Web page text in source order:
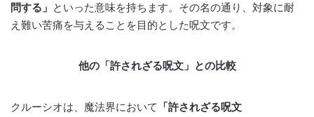
問する」 といった意味を持ちます。その名の通り、対象に耐
え難い苦痛を与えることを目的とした呪文です。
他の「許されざる呪文」との比較
クルーシオは、魔法界において 「許されざる呪文